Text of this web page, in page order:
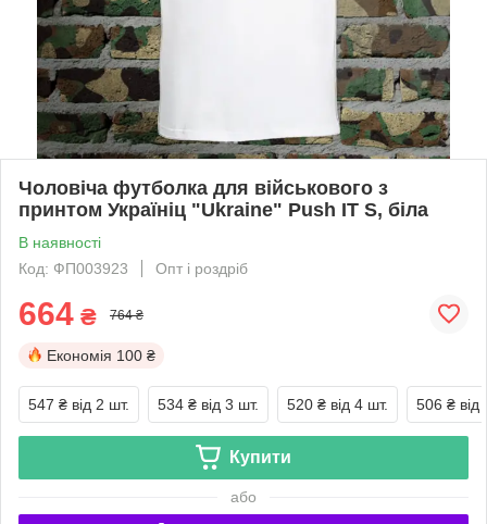
Чоловіча футболка для військового з
принтом Україніц "Ukraine" Push IT S, біла
В наявності
Код: ФП003923
Опт і роздріб
664 ₴ 764 ₴
Економія 100 ₴
547 ₴ від 2 шт. 534 ₴ від 3 шт. 520 ₴ від 4 шт. 506 ₴ від
Купити
або